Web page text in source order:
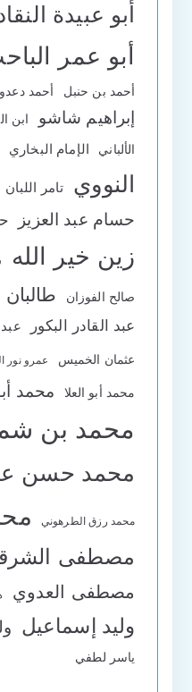
أبو عبيدة
أبو عمر
أحمد بن حنبل أحمد
إبراهيم شاشو ابن
الألباني الإمام البخاري
النووي تامر اللبان
حسام عبد العزيز
زين خير الله
صالح الفوزان طالبان
عبد القادر البكور
عثمان الخميس عمرو نور
محمد أبو العلا محمد
محمد بن
محمد حسن
محمد رزق الطرهوني
مصطفى
مصطفى العدوي
وليد إسماعيل
ياسر لطفي